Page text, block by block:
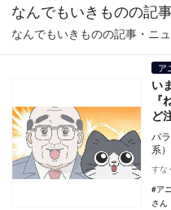
なんでもいきものの記
なんでもいきものの記事・ニ
ア
い
ど
バ
系
る
すな
ア
さん